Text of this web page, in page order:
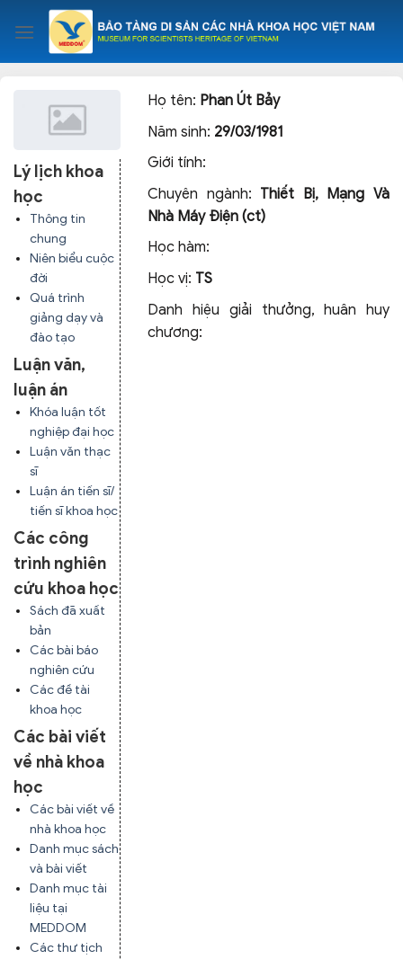
content
Lý lịch khoa
học
Thông tin
chung
Niên biểu cuộc
đời
Quá trình
giảng dạy và
đào tạo
Luận văn,
luận án
Khóa luận tốt
nghiệp đại học
Luận văn thạc
sĩ
Luận án tiến sĩ/
tiến sĩ khoa học
Các công
trình nghiên
cứu khoa học
Sách đã xuất
bản
Các bài báo
nghiên cứu
Các đề tài
khoa học
Các bài viết
về nhà khoa
học
Các bài viết về
nhà khoa học
Danh mục sách
và bài viết
Danh mục tài
liệu tại
MEDDOM
Các thư tịch
Họ tên: Phan Út Bảy
Năm sinh: 29/03/1981
Giới tính:
Chuyên ngành: Thiết Bị, Mạng Và
Nhà Máy Điện (ct)
Học hàm:
Học vị: TS
Danh hiệu giải thưởng, huân huy
chương: